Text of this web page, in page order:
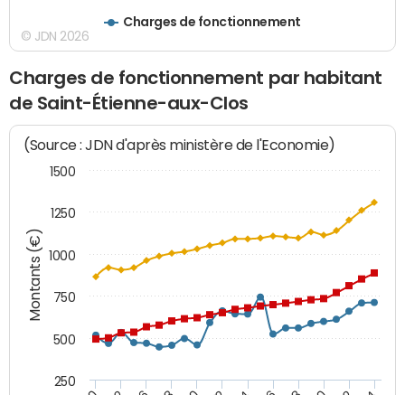
Charges de fonctionnement
© JDN 2026
Charges de fonctionnement par habitant
de Saint-Étienne-aux-Clos
Montants (€)
(Source : JDN d'après ministère de l'Economie)
250
500
750
1000
1250
1500